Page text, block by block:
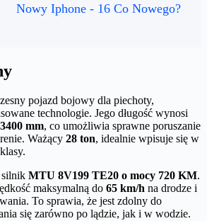
Nowy Iphone - 16 Co Nowego?
pojazd bojowy dla piechoty,
technologie. Jego długość wynosi
3400 mm, co umożliwia sprawne poruszanie
Ważący 28 ton, idealnie wpisuje się w
silnik MTU 8V199 TE20 o mocy 720 KM.
maksymalną do 65 km/h na drodze i
To sprawia, że jest zdolny do
się zarówno po lądzie, jak i w wodzie.